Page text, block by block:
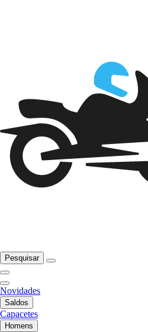
Pesquisar
Novidades
Saldos
Capacetes
Homens